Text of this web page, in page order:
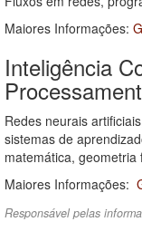
Maiores Informações:
Inteligência
Redes neurais
sistemas de
matemática,
Maiores Informações:
Responsável pelas